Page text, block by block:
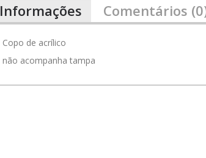
Informações Comentários
Copo de acrílico
não acompanha tampa